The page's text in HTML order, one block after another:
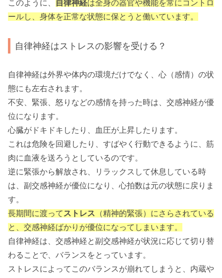
このように、
自律神経は全身の器官や機能を常にコントロ
ールし、身体を正常な状態に保とうと働いています。
自律神経はストレスの影響を受ける？
自律神経は外界や体内の環境だけでなく、心（感情）の状
態にも左右されます。
不安、緊張、怒りなどの感情を持った時は、交感神経が優
位になります。
心臓がドキドキしたり、血圧が上昇したります。
これは危険を回避したり、すばやく行動できるように、筋
肉に血液を送ろうとしているのです。
逆に緊張から解放され、リラックスして休息している時
は、副交感神経が優位になり、心拍数は元の状態に戻りま
す。
長期間に渡って ストレス （精神的緊張）にさらされている
と、交感神経ばかりが優位になってしまいます。
自律神経は、交感神経と副交感神経が状況に応じて切り替
わることで、バランスをとっています。
ストレスによってこのバランスが崩れてしまうと、内蔵や